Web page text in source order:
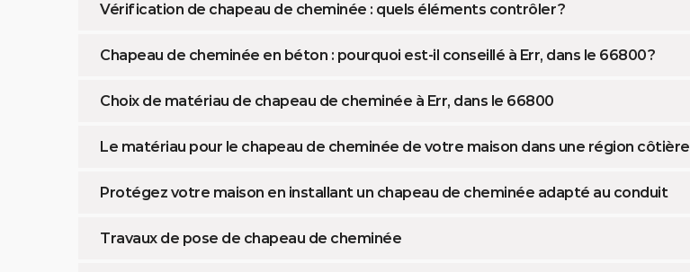
Vérification de chapeau de cheminée : quels éléments contrôler ?
Chapeau de cheminée en béton : pourquoi est-il conseillé à Err, dans le 66800 ?
Choix de matériau de chapeau de cheminée à Err, dans le 66800
Le matériau pour le chapeau de cheminée de votre maison dans une région côtière
Protégez votre maison en installant un chapeau de cheminée adapté au conduit
Travaux de pose de chapeau de cheminée